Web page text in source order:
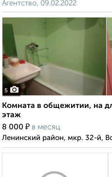
Агентство, 09.02.2022
5
Комната в общежитии, на
этаж
8 000 ₽ в месяц
Ленинский район, мкр. 32-й,